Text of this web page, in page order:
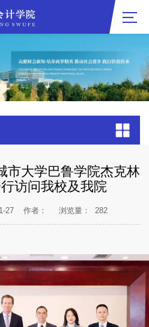
市大学巴鲁学院杰克林
访问我校及我院
27 作者： 浏览量： 282